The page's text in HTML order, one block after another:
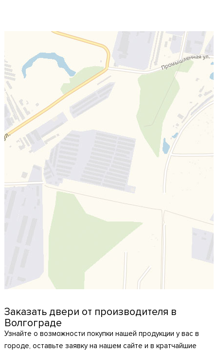
Заказать двери от производителя в
Волгограде
Узнайте о возможности покупки нашей продукции у вас в
городе, оставьте заявку на нашем сайте и в кратчайшие